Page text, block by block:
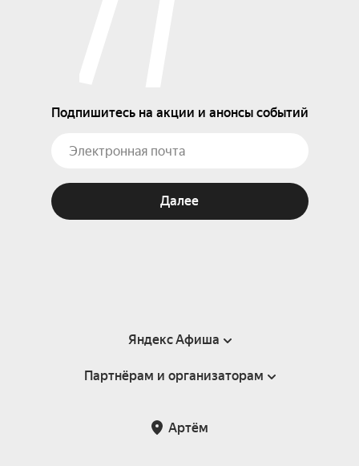
Подпишитесь на акции и анонсы событий
Далее
Яндекс Афиша
Справка
Подарочные сертификаты
Партнёрам и организаторам
Артём